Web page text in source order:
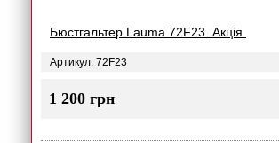
Бюстгальтер Lauma 72F23. Акція.
Артикул: 72F23
1 200 грн